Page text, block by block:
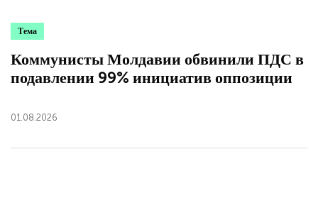
Тема
Коммунисты Молдавии обвинили ПДС в
подавлении 99% инициатив оппозиции
01.08.2026